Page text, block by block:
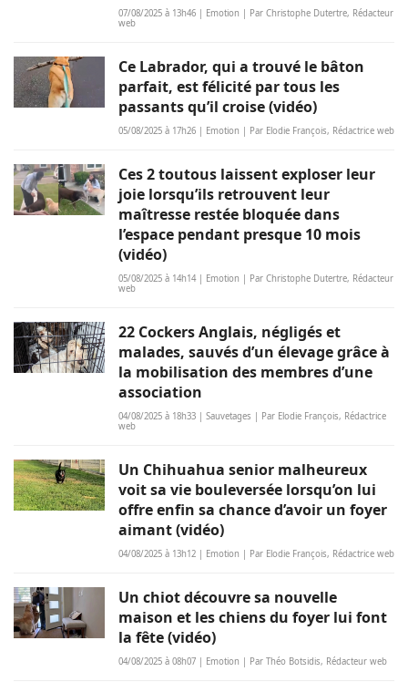
07/08/2025 à 13h46 | Emotion | Par Christophe Dutertre, Rédacteur
web
Ce Labrador, qui a trouvé le bâton
parfait, est félicité par tous les
passants qu’il croise (vidéo)
05/08/2025 à 17h26 | Emotion | Par Elodie François, Rédactrice web
Ces 2 toutous laissent exploser leur
joie lorsqu’ils retrouvent leur
maîtresse restée bloquée dans
l’espace pendant presque 10 mois
(vidéo)
05/08/2025 à 14h14 | Emotion | Par Christophe Dutertre, Rédacteur
web
22 Cockers Anglais, négligés et
malades, sauvés d’un élevage grâce à
la mobilisation des membres d’une
association
04/08/2025 à 18h33 | Sauvetages | Par Elodie François, Rédactrice
web
Un Chihuahua senior malheureux
voit sa vie bouleversée lorsqu’on lui
offre enfin sa chance d’avoir un foyer
aimant (vidéo)
04/08/2025 à 13h12 | Emotion | Par Elodie François, Rédactrice web
Un chiot découvre sa nouvelle
maison et les chiens du foyer lui font
la fête (vidéo)
04/08/2025 à 08h07 | Emotion | Par Théo Botsidis, Rédacteur web